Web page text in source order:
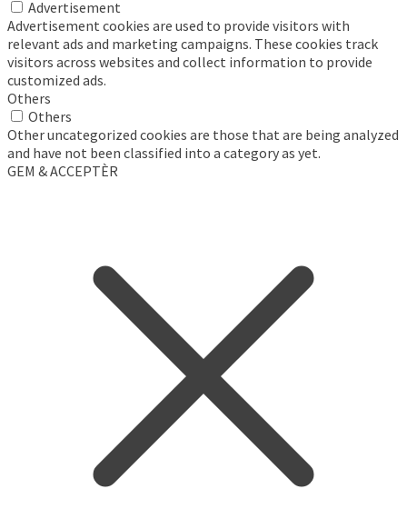
Advertisement
Advertisement cookies are used to provide visitors with
relevant ads and marketing campaigns. These cookies track
visitors across websites and collect information to provide
customized ads.
Others
Others
Other uncategorized cookies are those that are being analyzed
and have not been classified into a category as yet.
GEM & ACCEPTÈR